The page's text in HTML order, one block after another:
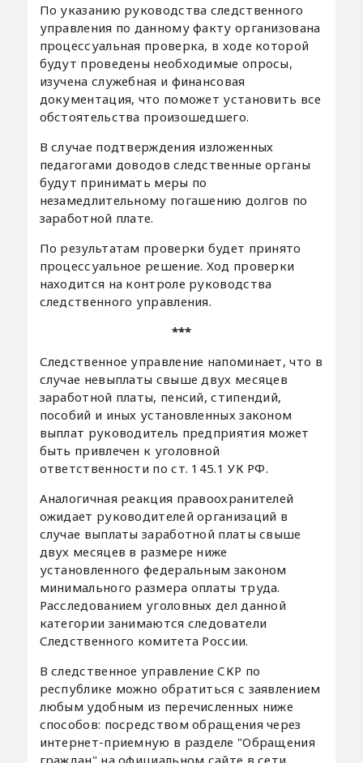
По указанию руководства следственного
управления по данному факту организована
процессуальная проверка, в ходе которой
будут проведены необходимые опросы,
изучена служебная и финансовая
документация, что поможет установить все
обстоятельства произошедшего.
В случае подтверждения изложенных
педагогами доводов следственные органы
будут принимать меры по
незамедлительному погашению долгов по
заработной плате.
По результатам проверки будет принято
процессуальное решение. Ход проверки
находится на контроле руководства
следственного управления.
***
Следственное управление напоминает, что в
случае невыплаты свыше двух месяцев
заработной платы, пенсий, стипендий,
пособий и иных установленных законом
выплат руководитель предприятия может
быть привлечен к уголовной
ответственности по ст. 145.1 УК РФ.
Аналогичная реакция правоохранителей
ожидает руководителей организаций в
случае выплаты заработной платы свыше
двух месяцев в размере ниже
установленного федеральным законом
минимального размера оплаты труда.
Расследованием уголовных дел данной
категории занимаются следователи
Следственного комитета России.
В следственное управление СКР по
республике можно обратиться с заявлением
любым удобным из перечисленных ниже
способов: посредством обращения через
интернет-приемную в разделе "Обращения
граждан" на официальном сайте в сети